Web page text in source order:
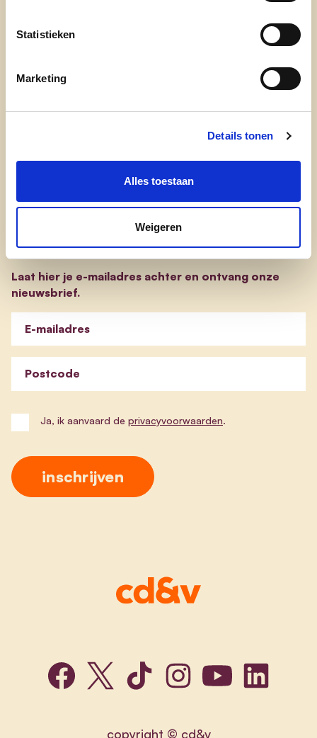
Statistieken
Marketing
Details tonen
Alles toestaan
Weigeren
onze afdelingen
contact
Blijf op de hoogte
Laat hier je e-mailadres achter en ontvang onze
nieuwsbrief.
E-mailadres
Postcode
Ja, ik aanvaard de privacyvoorwaarden.
copyright © cd&v